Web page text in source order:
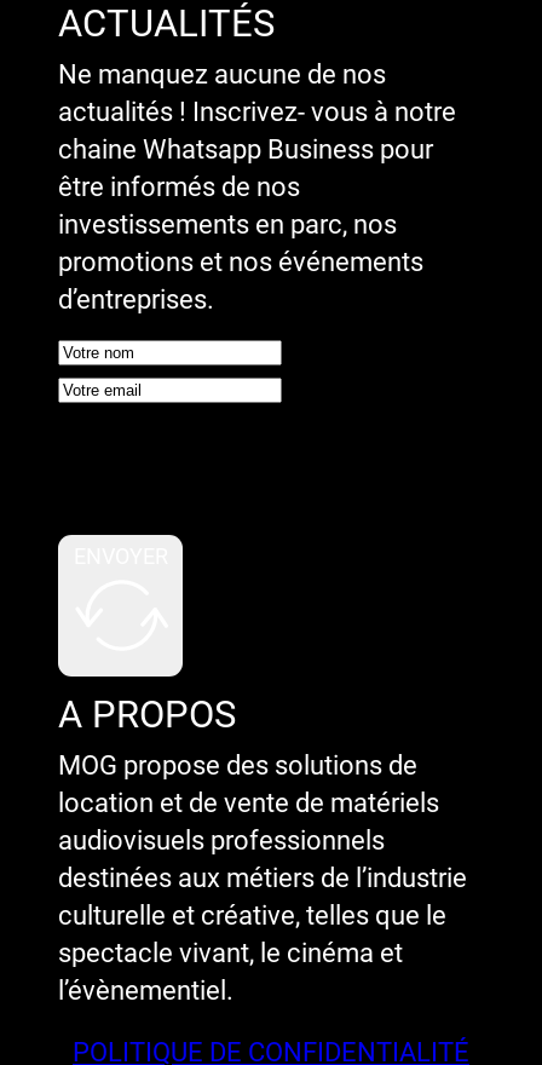
ACTUALITÉS
Ne manquez aucune de nos
actualités ! Inscrivez- vous à notre
chaine Whatsapp Business pour
être informés de nos
investissements en parc, nos
promotions et nos événements
d’entreprises.
A PROPOS
MOG propose des solutions de
location et de vente de matériels
audiovisuels professionnels
destinées aux métiers de l’industrie
culturelle et créative, telles que le
spectacle vivant, le cinéma et
l’évènementiel.
POLITIQUE DE CONFIDENTIALITÉ